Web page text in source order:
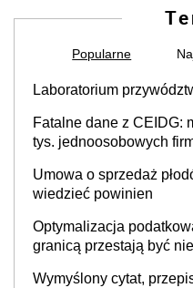
Popularne
Laboratorium
Fatalne dane z CEIDG:
tys. jednoosobowych
Umowa o sprzedaż
wiedzieć powinien
Optymalizacja
granicą przestają być
Wymyślony cytat,